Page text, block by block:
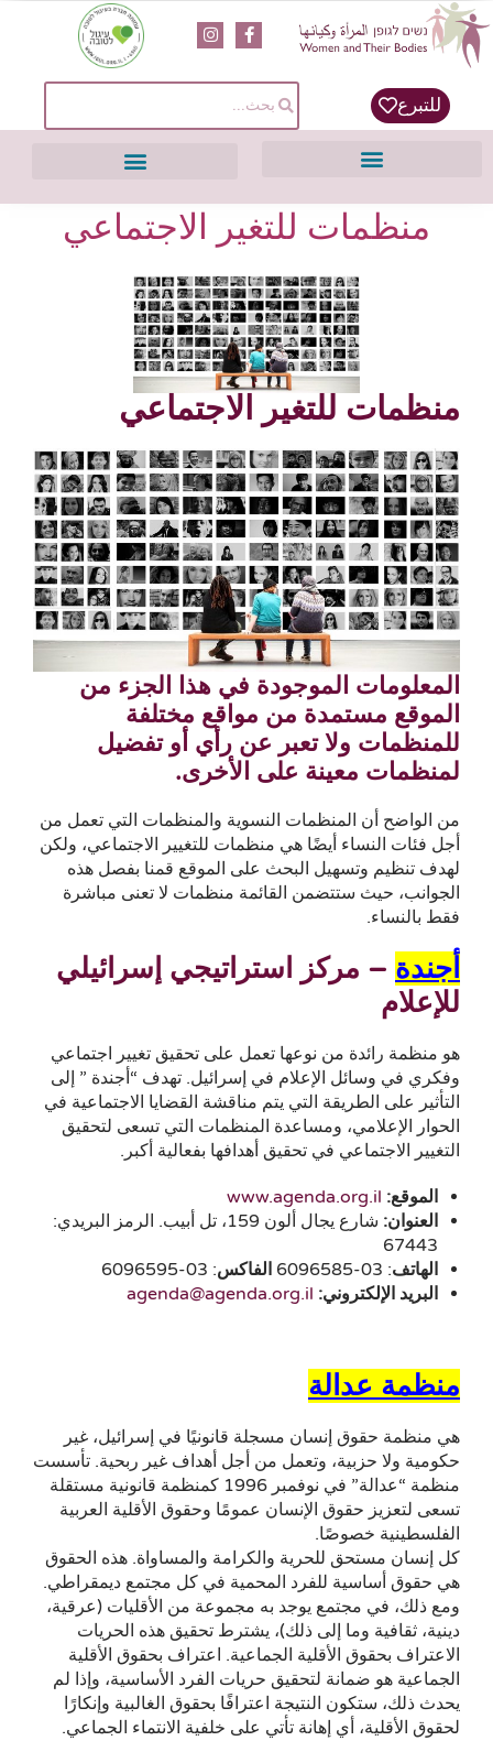
content
للتبرع
منظمات للتغير الاجتماعي
منظمات للتغير الاجتماعي
المعلومات الموجودة في هذا الجزء من
الموقع مستمدة من مواقع مختلفة
للمنظمات ولا تعبر عن رأي أو تفضيل
لمنظمات معينة على الأخرى.
من الواضح أن المنظمات النسوية والمنظمات التي تعمل من
أجل فئات النساء أيضًا هي منظمات للتغيير الاجتماعي، ولكن
لهدف تنظيم وتسهيل البحث على الموقع قمنا بفصل هذه
الجوانب، حيث ستتضمن القائمة منظمات لا تعنى مباشرة
فقط بالنساء.
أجندة – مركز استراتيجي إسرائيلي
للإعلام
هو منظمة رائدة من نوعها تعمل على تحقيق تغيير اجتماعي
وفكري في وسائل الإعلام في إسرائيل. تهدف “أجندة ” إلى
التأثير على الطريقة التي يتم مناقشة القضايا الاجتماعية في
الحوار الإعلامي، ومساعدة المنظمات التي تسعى لتحقيق
التغيير الاجتماعي في تحقيق أهدافها بفعالية أكبر.
الموقع: www.agenda.org.il
العنوان:
شارع يجال ألون 159، تل أبيب. الرمز البريدي:
67443
الهاتف: 03-6096585 الفاكس: 03-6096595
البريد الإلكتروني: agenda@agenda.org.il
منظمة عدالة
هي منظمة حقوق إنسان مسجلة قانونيًا في إسرائيل، غير
حكومية ولا حزبية، وتعمل من أجل أهداف غير ربحية. تأسست
منظمة “عدالة” في نوفمبر 1996 كمنظمة قانونية مستقلة
تسعى لتعزيز حقوق الإنسان عمومًا وحقوق الأقلية العربية
الفلسطينية خصوصًا.
كل إنسان مستحق للحرية والكرامة والمساواة. هذه الحقوق
هي حقوق أساسية للفرد المحمية في كل مجتمع ديمقراطي.
ومع ذلك، في مجتمع يوجد به مجموعة من الأقليات (عرقية،
دينية، ثقافية وما إلى ذلك)، يشترط تحقيق هذه الحريات
الاعتراف بحقوق الأقلية الجماعية. اعتراف بحقوق الأقلية
الجماعية هو ضمانة لتحقيق حريات الفرد الأساسية، وإذا لم
يحدث ذلك، ستكون النتيجة اعترافًا بحقوق الغالبية وإنكارًا
لحقوق الأقلية، أي إهانة تأتي على خلفية الانتماء الجماعي.